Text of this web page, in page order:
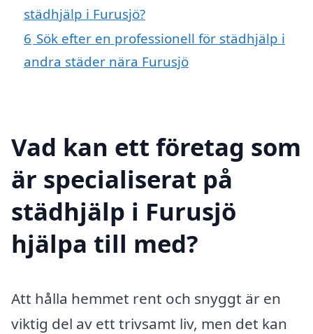
städhjälp i Furusjö?
6 Sök efter en professionell för städhjälp i
andra städer nära Furusjö
Vad kan ett företag som
är specialiserat på
städhjälp i Furusjö
hjälpa till med?
Att hålla hemmet rent och snyggt är en
viktig del av ett trivsamt liv, men det kan